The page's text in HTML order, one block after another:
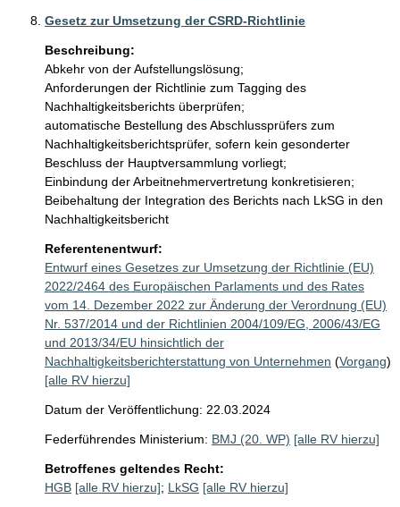
Gesetz zur Umsetzung der CSRD-Richtlinie
Beschreibung:
Abkehr von der Aufstellungslösung;
Anforderungen der Richtlinie zum Tagging des
Nachhaltigkeitsberichts überprüfen;
automatische Bestellung des Abschlussprüfers zum
Nachhaltigkeitsberichtsprüfer, sofern kein gesonderter
Beschluss der Hauptversammlung vorliegt;
Einbindung der Arbeitnehmervertretung konkretisieren;
Beibehaltung der Integration des Berichts nach LkSG in den
Nachhaltigkeitsbericht
Referentenentwurf:
Entwurf eines Gesetzes zur Umsetzung der Richtlinie (EU)
2022/2464 des Europäischen Parlaments und des Rates
vom 14. Dezember 2022 zur Änderung der Verordnung (EU)
Nr. 537/2014 und der Richtlinien 2004/109/EG, 2006/43/EG
und 2013/34/EU hinsichtlich der
Nachhaltigkeitsberichterstattung von Unternehmen (Vorgang)
[alle RV hierzu]
Datum der Veröffentlichung: 22.03.2024
Federführendes Ministerium: BMJ (20. WP) [alle RV hierzu]
Betroffenes geltendes Recht:
HGB [alle RV hierzu]; LkSG [alle RV hierzu]